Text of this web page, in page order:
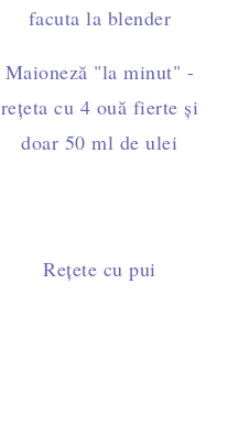
Maioneză "la minut" -
rețeta cu 4 ouă fierte și
doar 50 ml de ulei
Rețete cu pui